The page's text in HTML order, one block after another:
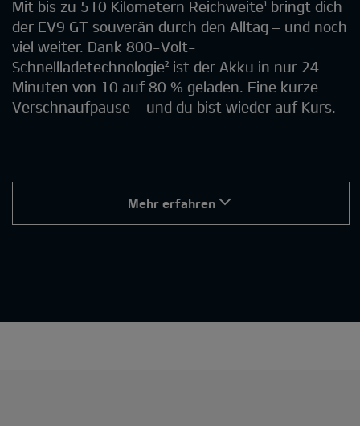
Mit bis zu 510 Kilometern Reichweite¹ bringt dich
der EV9 GT souverän durch den Alltag – und noch
viel weiter. Dank 800-Volt-
Schnellladetechnologie² ist der Akku in nur 24
Minuten von 10 auf 80 % geladen. Eine kurze
Verschnaufpause – und du bist wieder auf Kurs.
Mehr erfahren